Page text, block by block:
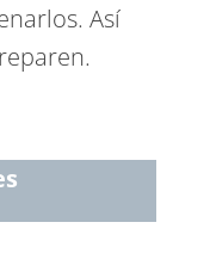
Así